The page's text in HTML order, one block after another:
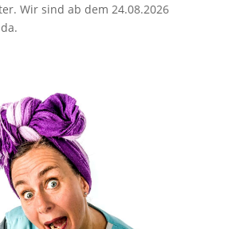
Wir sind ab dem 24.08.2026